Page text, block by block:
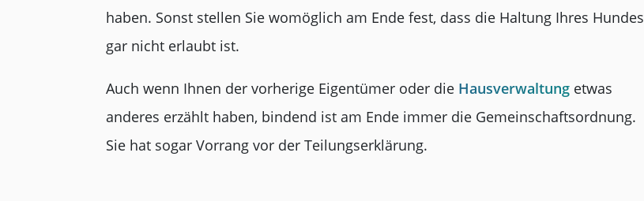
haben. Sonst stellen Sie womöglich am Ende fest, dass die Haltung Ihres Hundes
gar nicht erlaubt ist.
Auch wenn Ihnen der vorherige Eigentümer oder die Hausverwaltungetwas
anderes erzählt haben, bindend ist am Ende immer die Gemeinschaftsordnung.
Sie hat sogar Vorrang vor der Teilungserklärung.